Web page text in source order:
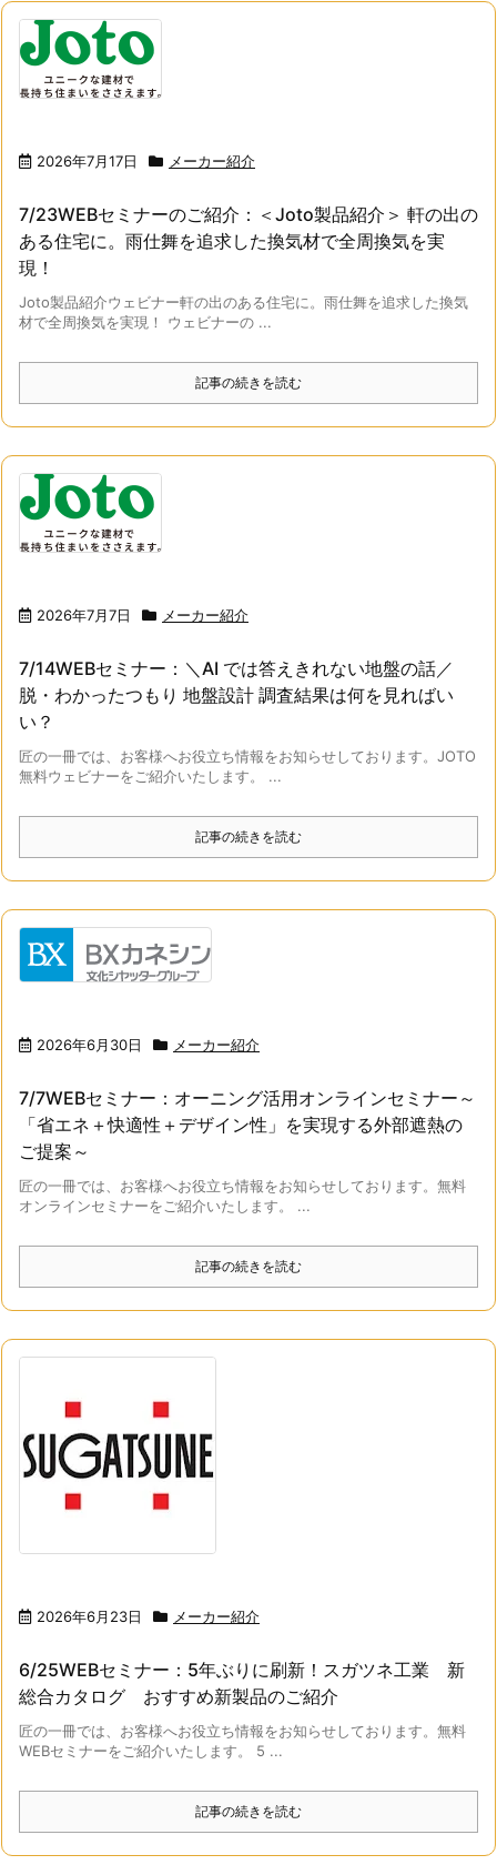
2026年7月17日 メーカー紹介
7/23WEBセミナーのご紹介：＜Joto製品紹介＞ 軒の出の
ある住宅に。雨仕舞を追求した換気材で全周換気を実
現！
Joto製品紹介ウェビナー軒の出のある住宅に。雨仕舞を追求した換気
材で全周換気を実現！ ウェビナーの ...
記事の続きを読む
2026年7月7日 メーカー紹介
7/14WEBセミナー：＼AI では答えきれない地盤の話／
脱・わかったつもり 地盤設計 調査結果は何を見ればい
い？
匠の一冊では、お客様へお役立ち情報をお知らせしております。JOTO
無料ウェビナーをご紹介いたします。 ...
記事の続きを読む
2026年6月30日 メーカー紹介
7/7WEBセミナー：オーニング活用オンラインセミナー～
「省エネ＋快適性＋デザイン性」を実現する外部遮熱の
ご提案～
匠の一冊では、お客様へお役立ち情報をお知らせしております。無料
オンラインセミナーをご紹介いたします。 ...
記事の続きを読む
2026年6月23日 メーカー紹介
6/25WEBセミナー：5年ぶりに刷新！スガツネ工業 新
総合カタログ おすすめ新製品のご紹介
匠の一冊では、お客様へお役立ち情報をお知らせしております。無料
WEBセミナーをご紹介いたします。 5 ...
記事の続きを読む